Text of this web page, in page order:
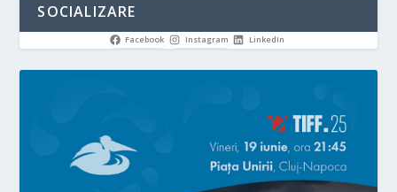
SOCIALIZARE
Facebook Instagram LinkedIn